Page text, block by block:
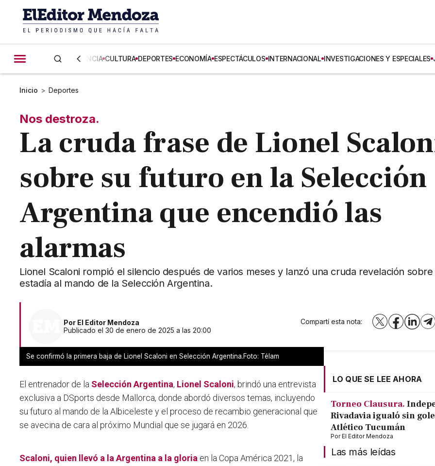
CIENCIA CULTURA DEPORTES ECONOMÍA ESPECTÁCULOS INTERNACIONAL INVESTIGACIONES Y ESPECIALES
Inicio > Deportes
Nos destroza.
La cruda frase de Lionel
sobre su futuro en la Selección
Argentina que encendió las
alarmas
Lionel Scaloni rompió el silencio después de varios meses y lanzó una cruda revelación sobre
estadía al mando de la Selección Argentina.
Por El Editor Mendoza
Publicado el 30 de enero de 2025 a las 20:00
Compartí esta nota: X Facebook
Se confirmó la primera baja de Lionel Scaloni en Selección Argentina.Foto: Télam
El entrenador de la Selección Argentina, Lionel Scaloni, brindó una entrevista
exclusiva a DSports desde Mallorca, donde abordó diversos temas, incluyendo
su futuro al mando de la Albiceleste y el proceso de recambio generacional que
se avecina de cara al próximo Mundial que se jugará en 2026.
Scaloni, quien llevó a la Argentina a la gloria en la Copa América 2021, la
LO QUE SE LEE AHORA
Torneo Clausura.
Rivadavia igualó sin
Atlético Tucumán
PorEl Editor Mendoza
Las más leídas